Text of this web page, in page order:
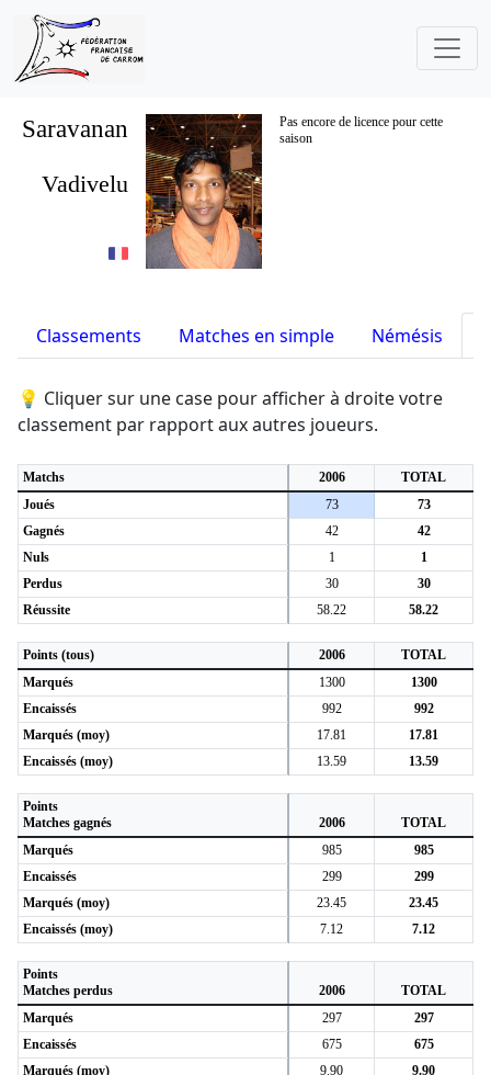
Saravanan
Pas encore de licence pour cette
saison
Vadivelu
Classements Matches en simple Némésis
💡 Cliquer sur une case pour afficher à droite votre
classement par rapport aux autres joueurs.
Matchs 2006
TOTAL
Joués
73
73
Gagnés
42
42
Nuls
1
1
Perdus
30
30
Réussite
58.22 58.22
Points (tous) 2006
TOTAL
Marqués
1300
1300
Encaissés
992
992
Marqués (moy)
17.81
17.81
Encaissés (moy)
13.59 13.59
Points
Matches gagnés
2006
TOTAL
Marqués
985
985
Encaissés
299
299
Marqués (moy)
23.45
23.45
Encaissés (moy)
7.12 7.12
Points
Matches perdus
2006
TOTAL
Marqués
297
297
Encaissés
675
675
Marqués (moy)
9.90
9.90